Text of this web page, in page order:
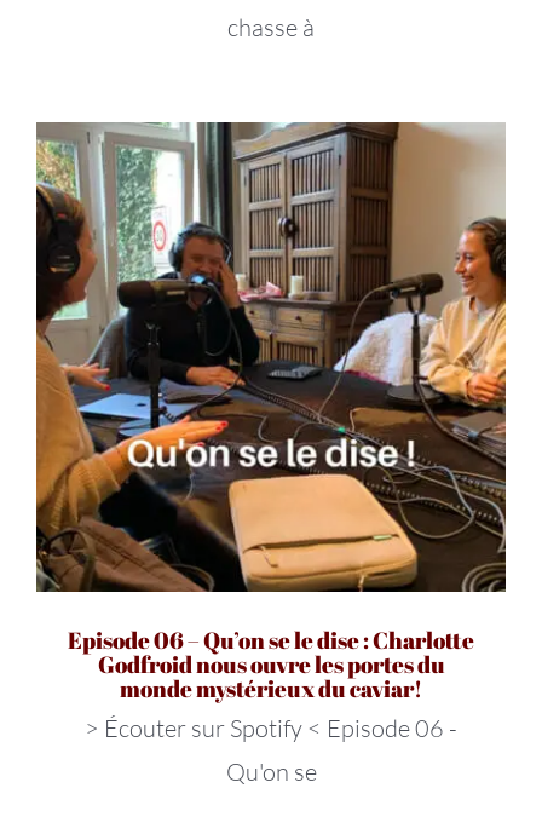
chasse à
Episode 06 – Qu’on se le dise : Charlotte
Godfroid nous ouvre les portes du
monde mystérieux du caviar!
> Écouter sur Spotify < Episode 06 -
Qu'on se